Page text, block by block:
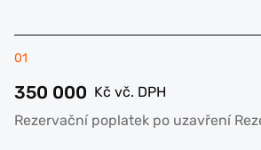
01
350 000 Kč vč. DPH
Rezervační poplatek po uzavření